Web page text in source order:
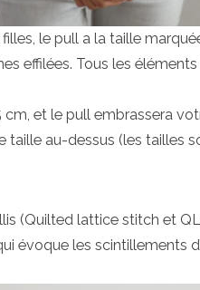
le pull a la taille
effilées. Tous les
cm, et le pull embrassera
taille au-dessus (les tailles
(Quilted lattice stitch et
évoque les scintillements